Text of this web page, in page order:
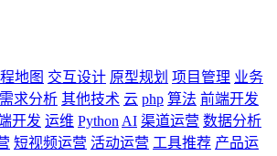
地图 交互设计 原型规划 项目管理 业务
需求分析 其他技术 云 php 算法 前端开发
开发 运维 Python AI 渠道运营 数据分析
短视频运营 活动运营 工具推荐 产品运